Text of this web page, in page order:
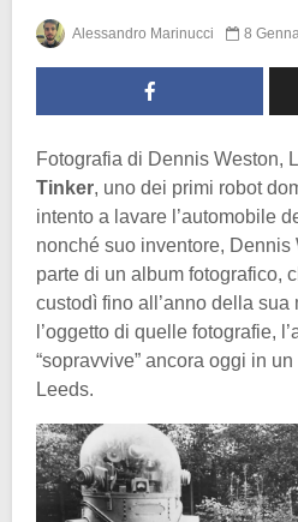
Alessandro Marinucci 8
Fotografia di Dennis Weston,
Tinker, uno dei primi robot
intento a lavare l’automobile
nonché suo inventore, Dennis
parte di un album fotografico,
custodì fino all’anno della sua
l’oggetto di quelle fotografie,
“sopravvive” ancora oggi in
Leeds.